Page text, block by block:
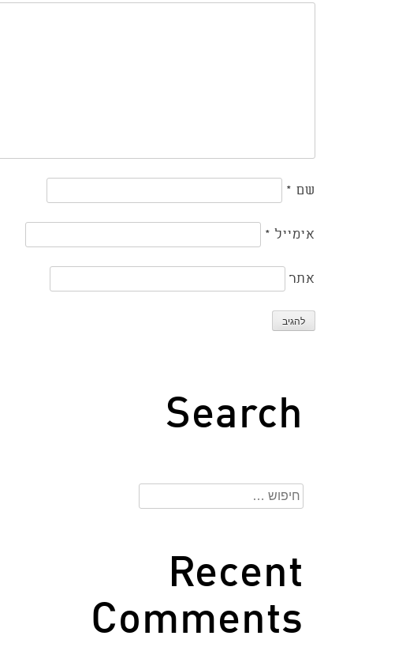
שם *
אימייל *
אתר
Search
חיפוש:
Recent
Comments